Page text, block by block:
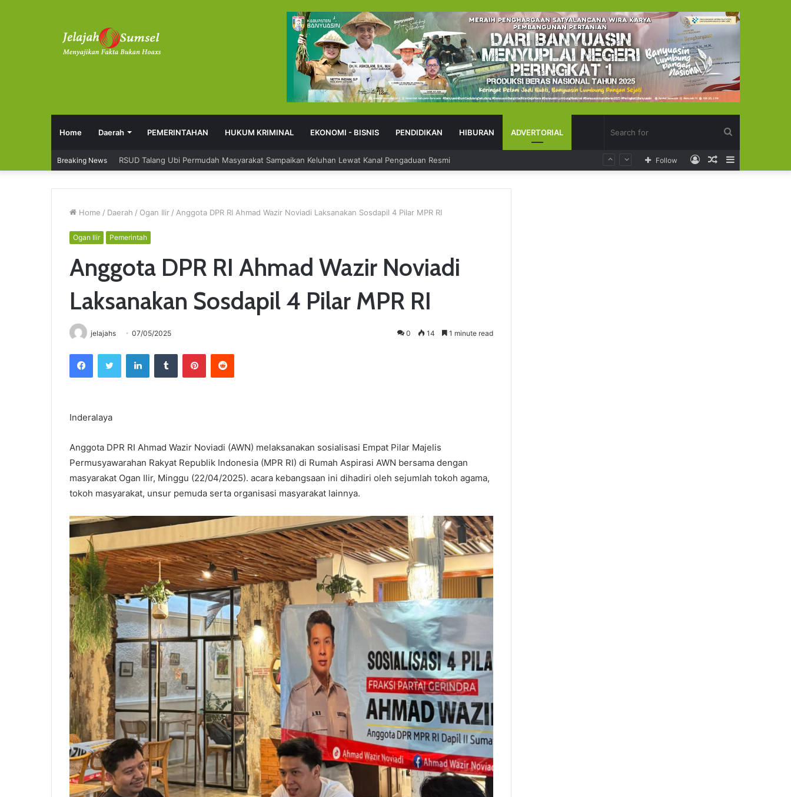
Home Daerah PEMERINTAHAN HUKUM KRIMINAL EKONOMI - BISNIS PENDIDIKAN HIBURAN ADVERTORIAL
Breaking News RSUD Talang Ubi Permudah Masyarakat Sampaikan Keluhan Lewat Kanal Pengaduan Resmi
Random
Log
Follow
Home / Daerah / Ogan Ilir / Anggota DPR RI Ahmad Wazir Noviadi Laksanakan Sosdapil 4 Pilar MPR RI
Ogan Ilir Pemerintah
Anggota DPR RI Ahmad Wazir Noviadi
Laksanakan Sosdapil 4 Pilar MPR RI
jelajahs 07/05/2025 0 14 1 minute read
Inderalaya
Anggota DPR RI Ahmad Wazir Noviadi (AWN) melaksanakan sosialisasi Empat Pilar Majelis
Permusyawarahan Rakyat Republik Indonesia (MPR RI) di Rumah Aspirasi AWN bersama dengan
masyarakat Ogan Ilir, Minggu (22/04/2025). acara kebangsaan ini dihadiri oleh sejumlah tokoh agama,
tokoh masyarakat, unsur pemuda serta organisasi masyarakat lainnya.